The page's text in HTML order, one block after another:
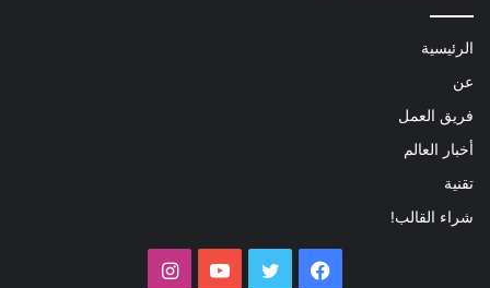
الرئيسية
عن
فريق العمل
أخبار العالم
تقنية
شراء القالب!
فيسبوك تويتر يوتيوب